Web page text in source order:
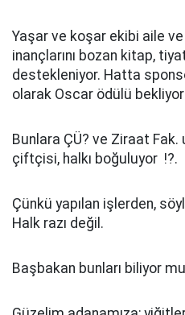
Yaşar ve koşar ekibi aile ve
inançlarını bozan kitap,
destekleniyor. Hatta
olarak Oscar ödülü
Bunlara ÇÜ? ve Ziraat Fak.
çiftçisi, halkı boğuluyor !?.
Çünkü yapılan işlerden,
Halk razı değil.
Başbakan bunları biliyor